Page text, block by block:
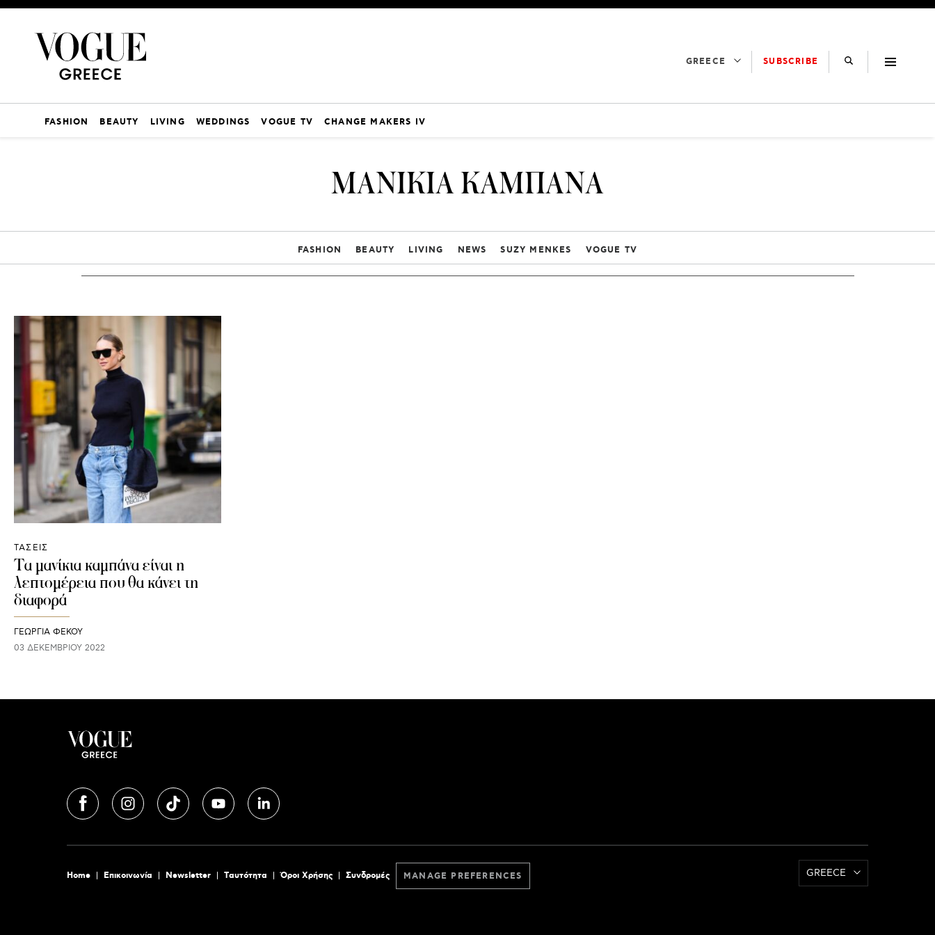
GREECE SUBSCRIBE
FASHION BEAUTY LIVING WEDDINGS VOGUE TV CHANGE MAKERS IV
ΜΑΝΙΚΙΑ ΚΑΜΠΑΝΑ
FASHION BEAUTY LIVING NEWS SUZY MENKES VOGUE TV
ΤΑΣΕΙΣ
Τα μανίκια καμπάνα είναι η
λεπτομέρεια που θα κάνει τη
διαφορά
ΓΕΩΡΓΙΑ ΦΕΚΟΥ
03 ΔΕΚΕΜΒΡΊΟΥ 2022
Home Επικοινωνία Newsletter Tαυτότητα Όροι Χρήσης Συνδρομές MANAGE PREFERENCES GREECE